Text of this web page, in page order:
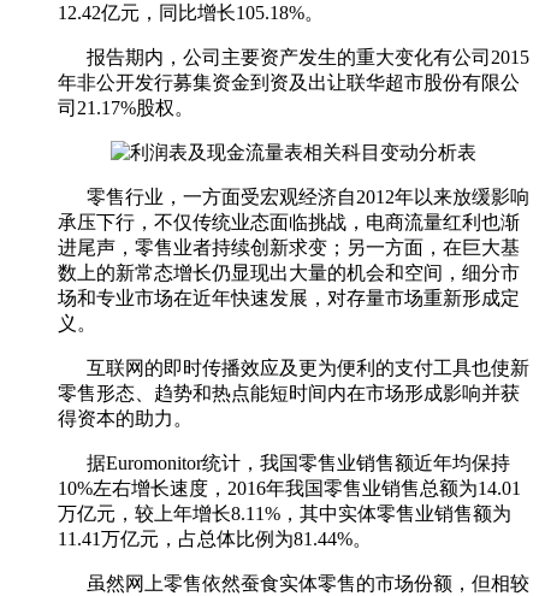
12.42亿元，同比增长105.18%。
报告期内，公司主要资产发生的重大变化有公司2015
年非公开发行募集资金到资及出让联华超市股份有限公
司21.17%股权。
零售行业，一方面受宏观经济自2012年以来放缓影响
承压下行，不仅传统业态面临挑战，电商流量红利也渐
进尾声，零售业者持续创新求变；另一方面，在巨大基
数上的新常态增长仍显现出大量的机会和空间，细分市
场和专业市场在近年快速发展，对存量市场重新形成定
义。
互联网的即时传播效应及更为便利的支付工具也使新
零售形态、趋势和热点能短时间内在市场形成影响并获
得资本的助力。
据Euromonitor统计，我国零售业销售额近年均保持
10%左右增长速度，2016年我国零售业销售总额为14.01
万亿元，较上年增长8.11%，其中实体零售业销售额为
11.41万亿元，占总体比例为81.44%。
虽然网上零售依然蚕食实体零售的市场份额，但相较